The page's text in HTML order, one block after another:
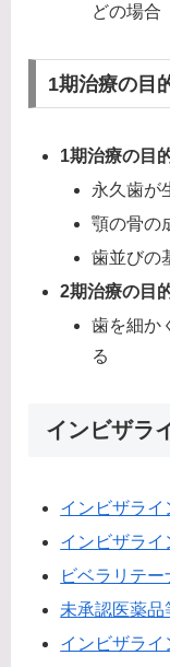
どの場合
1期治療の目
1期治療の目
永久歯が
顎の骨の
歯並びの
2期治療の目
歯を細か
る
インビザラ
インビザライ
インビザラ
ビベラリテー
未承認医薬
インビザラ